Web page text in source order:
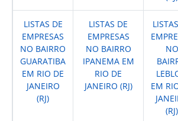
LISTAS DE
EMPRESAS
NO BAIRRO
GUARATIBA
EM RIO DE
JANEIRO
(RJ)
LISTAS DE
EMPRESAS
NO BAIRRO
IPANEMA EM
RIO DE
JANEIRO (RJ)
NO
EM
(RJ)